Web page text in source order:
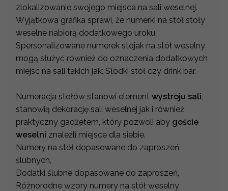
zlokalizowanie swojego miejsca na sali weselnej.
Wyjątkowa grafika sprawi, że numerki na stół stoły
weselne nabiorą dodatkowego uroku.
Spersonalizowane numerek stojak na stół weselny
mogą służyć również do oznaczenia dodatkowych
miejsc na sali takich jak: Słodki stół czy drink bar.
Numeracja stołów stanowi element wystroju sali,
stanowią dekorację sali weselnej jak i również
praktyczny gadżetem, który pozwoli aby goście
weselni znaleźli miejsce dla siebie.
Numery na stół dopasowane do zaproszeń
ślubnych,
Dodatki ślubne dopasowane do zaproszeń,
Różnorodne wzory numery na stół weselny